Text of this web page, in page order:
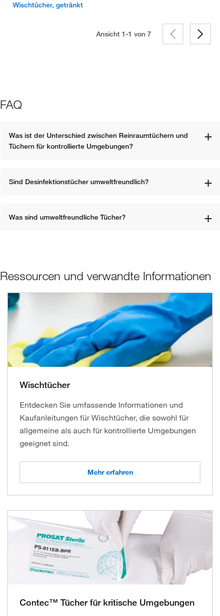
Wischtücher, getränkt
Ansicht 1-1 von 7
FAQ
Was ist der Unterschied zwischen Reinraumtüchern und
Tüchern für kontrollierte Umgebungen?
Sind Desinfektionstücher umweltfreundlich?
Ressourcen und verwandte Informationen
Wischtücher
Entdecken Sie umfassende Informationen und
Kaufanleitungen für Wischtücher, die sowohl für
allgemeine als auch für kontrollierte Umgebungen
geeignet sind.
Mehr erfahren
Contec™ Tücher für kritische Umgebungen